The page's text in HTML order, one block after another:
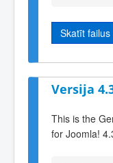
Skatīt failus
Versija
This is the
for Joomla!